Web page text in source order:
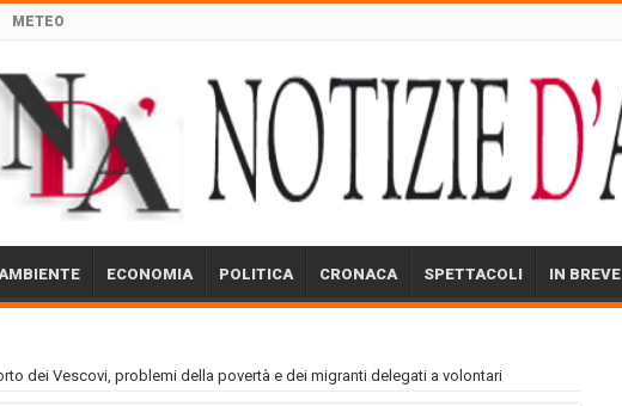
METEO
AMBIENTE ECONOMIA POLITICA CRONACA SPETTACOLI IN BREVE
dei Vescovi, problemi della povertà e dei migranti delegati a volontari